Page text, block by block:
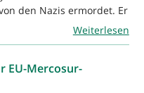
den Nazis ermordet. Er
Weiterlesen
EU-Mercosur-